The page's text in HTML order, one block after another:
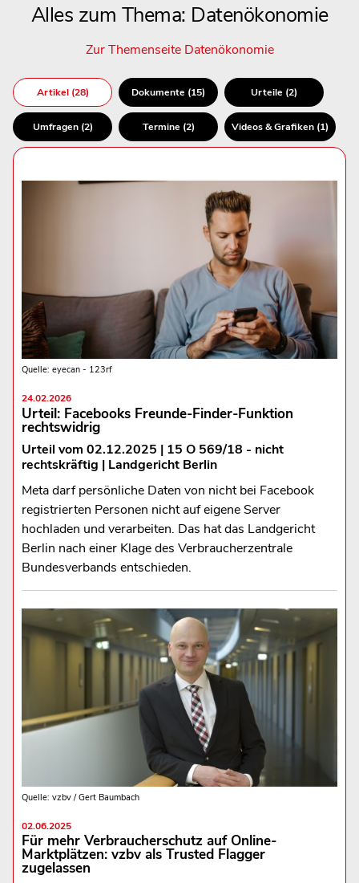
Alles zum Thema: Datenökonomie
Zur Themenseite Datenökonomie
Artikel (28) Dokumente (15) Urteile (2)
Umfragen (2) Termine (2) Videos & Grafiken (1)
Quelle: eyecan - 123rf
24.02.2026
Urteil: Facebooks Freunde-Finder-Funktion
rechtswidrig
Urteil vom 02.12.2025 | 15 O 569/18 - nicht
rechtskräftig | Landgericht Berlin
Meta darf persönliche Daten von nicht bei Facebook
registrierten Personen nicht auf eigene Server
hochladen und verarbeiten. Das hat das Landgericht
Berlin nach einer Klage des Verbraucherzentrale
Bundesverbands entschieden.
Quelle: vzbv / Gert Baumbach
02.06.2025
Für mehr Verbraucherschutz auf Online-
Marktplätzen: vzbv als Trusted Flagger
zugelassen